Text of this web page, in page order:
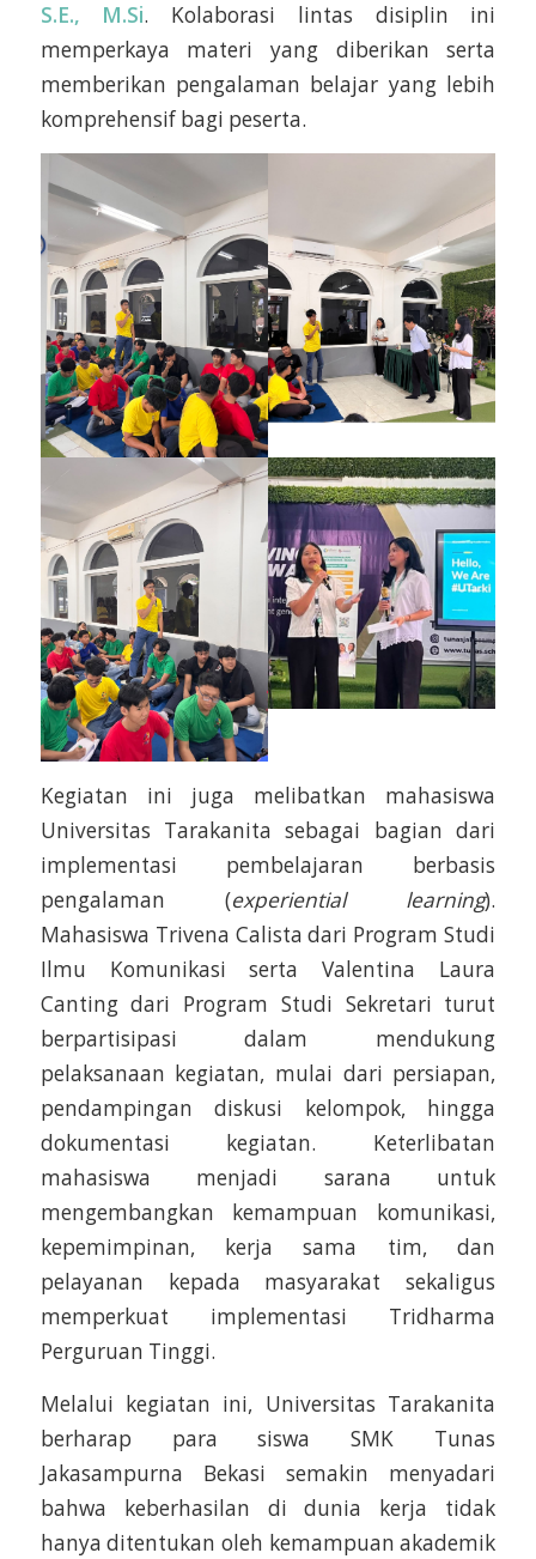
S.E., M.Si. Kolaborasi lintas disiplin ini
memperkaya materi yang diberikan serta
memberikan pengalaman belajar yang lebih
komprehensif bagi peserta.
Kegiatan ini juga melibatkan mahasiswa
Universitas Tarakanita sebagai bagian dari
implementasi pembelajaran berbasis
pengalaman (experiential learning).
Mahasiswa Trivena Calista dari Program Studi
Ilmu Komunikasi serta Valentina Laura
Canting dari Program Studi Sekretari turut
berpartisipasi dalam mendukung
pelaksanaan kegiatan, mulai dari persiapan,
pendampingan diskusi kelompok, hingga
dokumentasi kegiatan. Keterlibatan
mahasiswa menjadi sarana untuk
mengembangkan kemampuan komunikasi,
kepemimpinan, kerja sama tim, dan
pelayanan kepada masyarakat sekaligus
memperkuat implementasi Tridharma
Perguruan Tinggi.
Melalui kegiatan ini, Universitas Tarakanita
berharap para siswa SMK Tunas
Jakasampurna Bekasi semakin menyadari
bahwa keberhasilan di dunia kerja tidak
hanya ditentukan oleh kemampuan akademik